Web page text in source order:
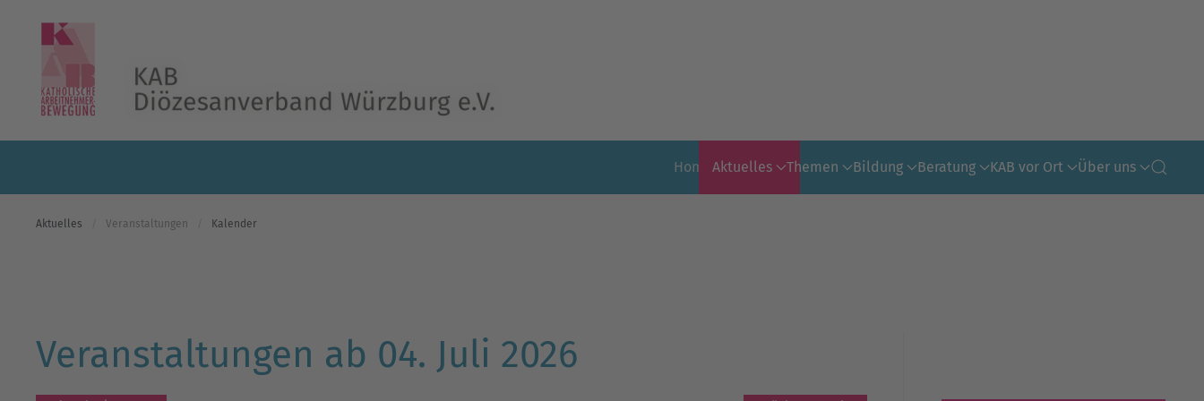
Skip to main content
Home Aktuelles Themen Bildung Beratung KAB vor Ort Über uns
Aktuelles Veranstaltungen Kalender
Veranstaltungen ab 04. Juli 2026